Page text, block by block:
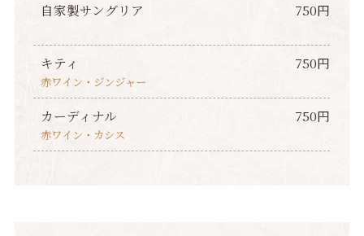
自家製サングリア 750円
キティ 750円
赤ワイン・ジンジャー
カーディナル 750円
赤ワイン・カシス